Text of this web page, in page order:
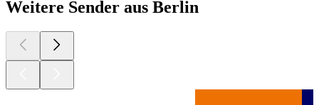
Weitere Sender aus Berlin